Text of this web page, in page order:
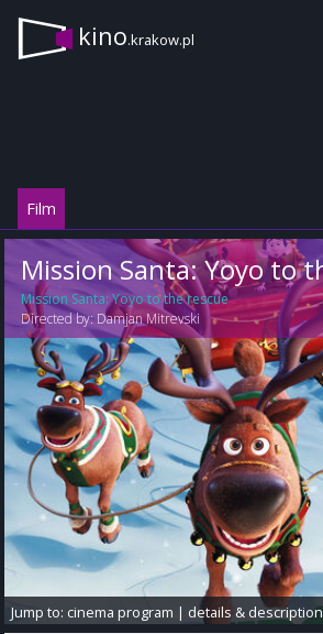
kino.krakow.pl
Film
Mission Santa: Yoyo to
Mission Santa: Yoyo to the rescue
Directed by:Damjan Mitrevski
Jump to: cinema program | details & description